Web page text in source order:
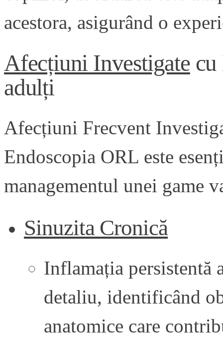
acestora, asigurând o
Afecțiuni Investigatecu
adulți
Afecțiuni Frecvent
Endoscopia ORL este
managementul unei game
Sinuzita Cronică
Inflamația persistentă
detaliu, identificând
anatomice care